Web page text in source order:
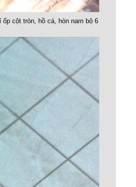
cột tròn, hồ cá, hòn nam bộ 6